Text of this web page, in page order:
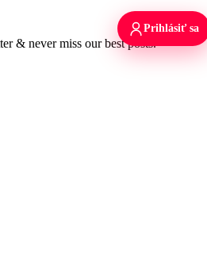
& never miss our best posts.
Prihlásiť sa